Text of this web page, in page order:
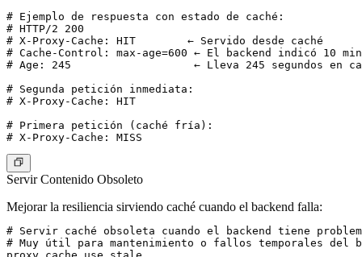
# Ejemplo de respuesta con estado de caché:
# HTTP/2 200
# X-Proxy-Cache: HIT        ← Servido desde caché
# Cache-Control: max-age=600 ← El backend indicó 10
# Age: 245                   ← Lleva 245 segundos en
# Segunda petición inmediata:
# X-Proxy-Cache: HIT
# Primera petición (caché fría):
Servir Contenido Obsoleto
Mejorar la resiliencia sirviendo caché cuando el backend falla:
# Servir caché obsoleta cuando el backend tiene
# Muy útil para mantenimiento o fallos temporales del